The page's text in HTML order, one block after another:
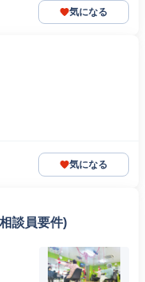
気になる
気になる
談員要件)